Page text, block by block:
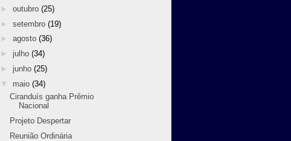
► outubro (25)
► setembro (19)
► agosto (36)
► julho (34)
► junho (25)
▼ maio (34)
Ciranduís ganha Prêmio
Nacional
Projeto Despertar
Reunião Ordinária